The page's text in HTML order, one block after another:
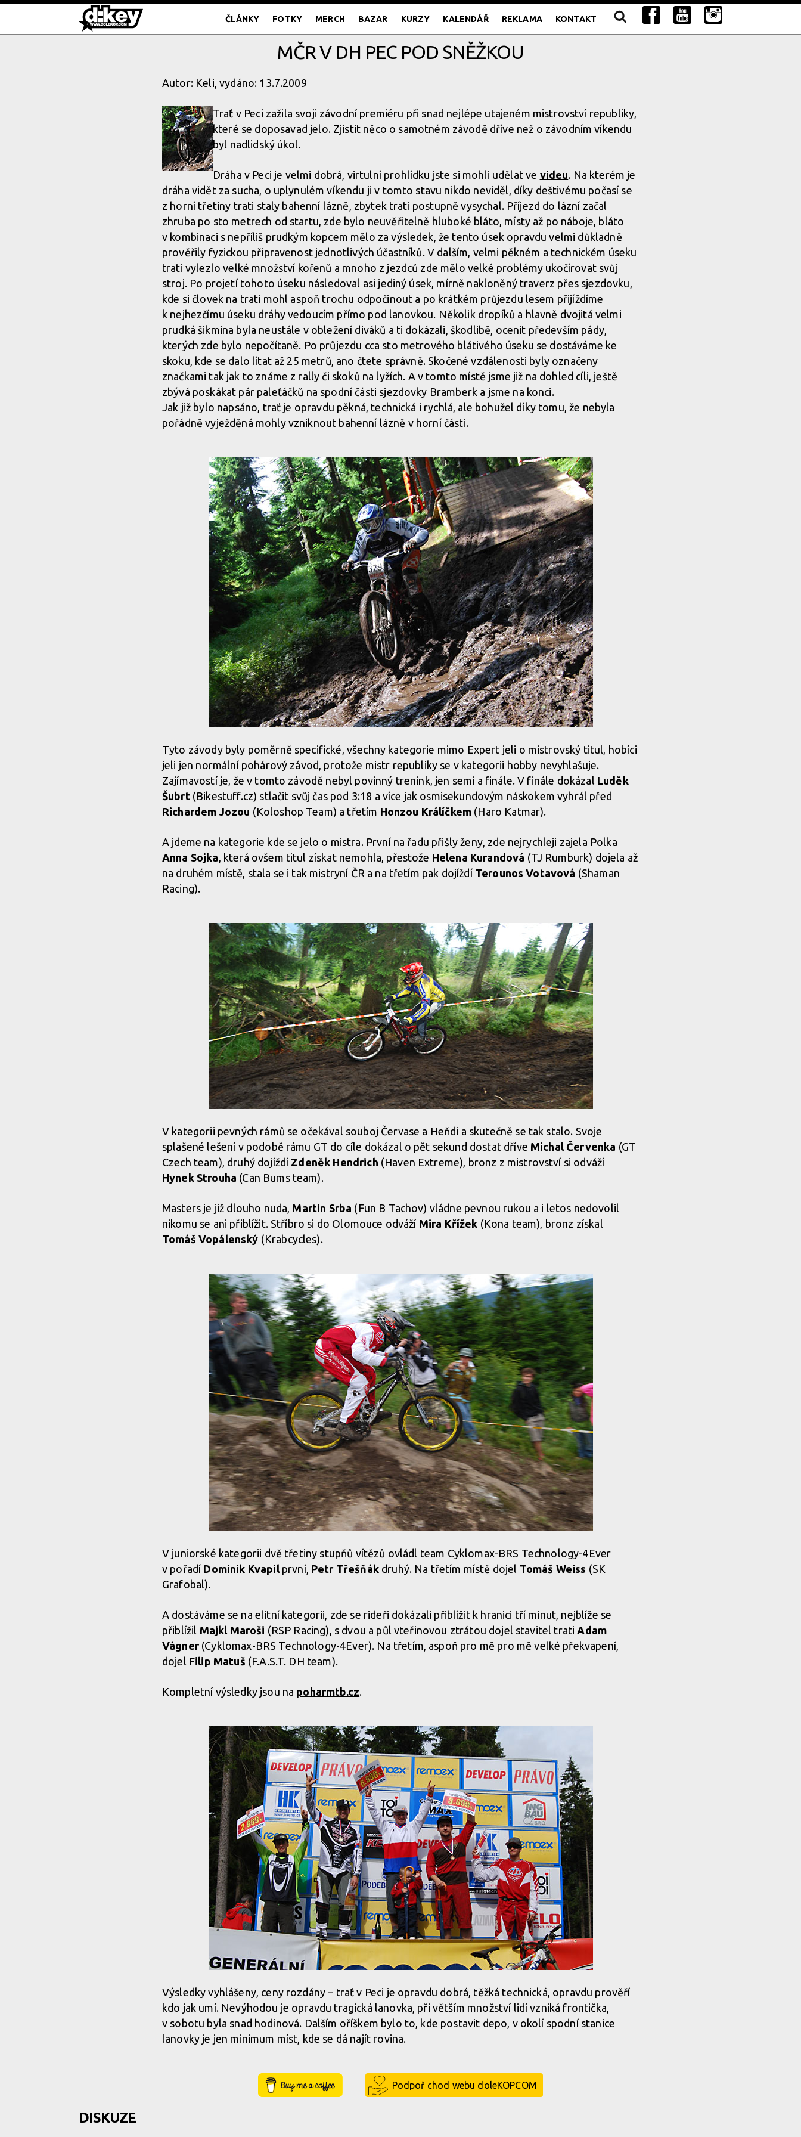
ČLÁNKY FOTKY MERCH BAZAR KURZY KALENDÁŘ REKLAMA KONTAKT
MČR V DH PEC POD SNĚŽKOU
Autor: Keli, vydáno: 13.7.2009
Trať v Peci zažila svoji závodní premiéru při snad nejlépe utajeném mistrovství republiky,
které se doposavad jelo. Zjistit něco o samotném závodě dříve než o závodním víkendu
byl nadlidský úkol.
Dráha v Peci je velmi dobrá, virtulní prohlídku jste si mohli udělat ve videu. Na kterém je
dráha vidět za sucha, o uplynulém víkendu ji v tomto stavu nikdo neviděl, díky deštivému počasí se
z horní třetiny trati staly bahenní lázně, zbytek trati postupně vysychal. Příjezd do lázní začal
zhruba po sto metrech od startu, zde bylo neuvěřitelně hluboké bláto, místy až po náboje, bláto
v kombinaci s nepříliš prudkým kopcem mělo za výsledek, že tento úsek opravdu velmi důkladně
prověřily fyzickou připravenost jednotlivých účastníků. V dalším, velmi pěkném a technickém úseku
trati vylezlo velké množství kořenů a mnoho z jezdců zde mělo velké problémy ukočírovat svůj
stroj. Po projetí tohoto úseku následoval asi jediný úsek, mírně nakloněný traverz přes sjezdovku,
kde si človek na trati mohl aspoň trochu odpočinout a po krátkém průjezdu lesem přijíždíme
k nejhezčímu úseku dráhy vedoucím přímo pod lanovkou. Několik dropíků a hlavně dvojitá velmi
prudká šikmina byla neustále v obležení diváků a ti dokázali, škodlibě, ocenit především pády,
kterých zde bylo nepočítaně. Po průjezdu cca sto metrového blátivého úseku se dostáváme ke
skoku, kde se dalo lítat až 25 metrů, ano čtete správně. Skočené vzdálenosti byly označeny
značkami tak jak to známe z rally či skoků na lyžích. A v tomto místě jsme již na dohled cíli, ještě
zbývá poskákat pár paleťáčků na spodní části sjezdovky Bramberk a jsme na konci.
Jak již bylo napsáno, trať je opravdu pěkná, technická i rychlá, ale bohužel díky tomu, že nebyla
pořádně vyježděná mohly vzniknout bahenní lázně v horní části.
Tyto závody byly poměrně specifické, všechny kategorie mimo Expert jeli o mistrovský titul, hobíci
jeli jen normální pohárový závod, protože mistr republiky se v kategorii hobby nevyhlašuje.
Zajímavostí je, že v tomto závodě nebyl povinný trenink, jen semi a finále. V finále dokázal Luděk
Šubrt(Bikestuff.cz) stlačit svůj čas pod 3:18 a více jak osmisekundovým náskokem vyhrál před
Richardem Jozou (Koloshop Team) a třetím Honzou Králíčkem (Haro Katmar).
A jdeme na kategorie kde se jelo o mistra. První na řadu přišly ženy, zde nejrychleji zajela Polka
Anna Sojka, která ovšem titul získat nemohla, přestože Helena Kurandová (TJ Rumburk) dojela až
na druhém místě, stala se i tak mistryní ČR a na třetím pak dojíždí Terounos Votavová (Shaman
Racing).
V kategorii pevných rámů se očekával souboj Červase a Heňdi a skutečně se tak stalo. Svoje
splašené lešení v podobě rámu GT do cíle dokázal o pět sekund dostat dříve Michal Červenka (GT
Czech team), druhý dojíždí Zdeněk Hendrich (Haven Extreme), bronz z mistrovství si odváží
Hynek Strouha (Can Bums team).
Masters je již dlouho nuda, Martin Srba (Fun B Tachov) vládne pevnou rukou a i letos nedovolil
nikomu se ani přiblížit. Stříbro si do Olomouce odváží Mira Křížek (Kona team), bronz získal
Tomáš Vopálenský (Krabcycles).
V juniorské kategorii dvě třetiny stupňů vítězů ovládl team Cyklomax-BRS Technology-4Ever
v pořadí Dominik Kvapilprvní, Petr Třešňákdruhý. Na třetím místě dojel Tomáš Weiss (SK
Grafobal).
A dostáváme se na elitní kategorii, zde se rideři dokázali přiblížit k hranici tří minut, nejblíže se
přiblížil Majkl Maroši (RSP Racing), s dvou a půl vteřinovou ztrátou dojel stavitel tratiAdam
Vágner(Cyklomax-BRS Technology-4Ever). Na třetím, aspoň pro mě pro mě velké překvapení,
dojel Filip Matuš (F.A.S.T. DH team).
Kompletní výsledky jsou na poharmtb.cz.
Výsledky vyhlášeny, ceny rozdány – trať v Peci je opravdu dobrá, těžká technická, opravdu prověří
kdo jak umí. Nevýhodou je opravdu tragická lanovka, při větším množství lidí vzniká frontička,
v sobotu byla snad hodinová. Dalším oříškem bylo to, kde postavit depo, v okolí spodní stanice
lanovky je jen minimum míst, kde se dá najít rovina.
Buy Me a Coffee Podpoř chod webu doleKOPCOM
DISKUZE